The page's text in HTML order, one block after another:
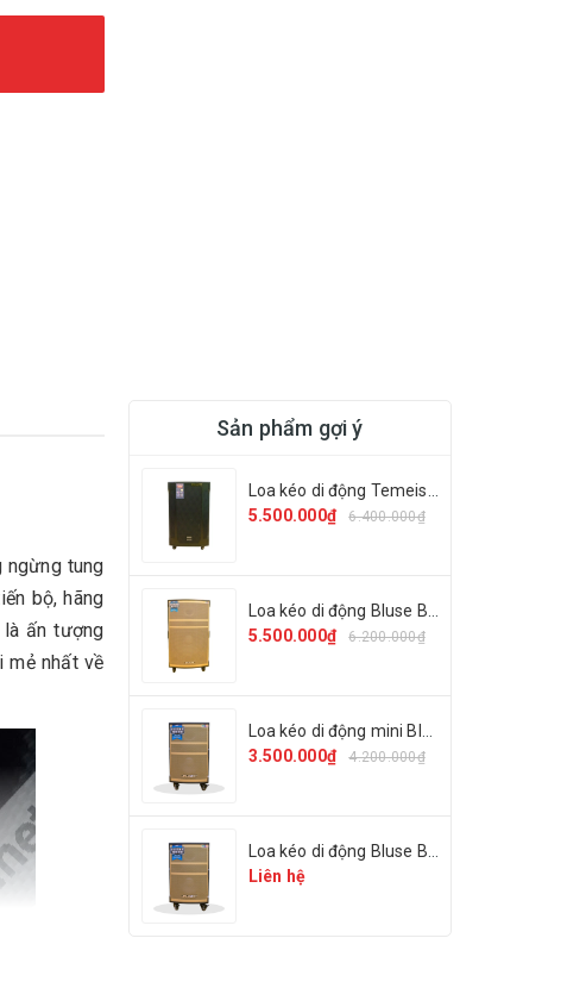
ngừng tung
bộ, hãng
là ấn tượng
mẻ nhất về
Sản phẩm gợi ý
5.500.000₫
6.400.000₫
5.500.000₫
6.200.000₫
3.500.000₫
4.200.000₫
Liên hệ